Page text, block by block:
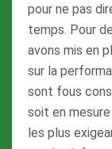
pour ne pas
temps. Pour
avons mis en
sur la
sont fous
soit en
les plus